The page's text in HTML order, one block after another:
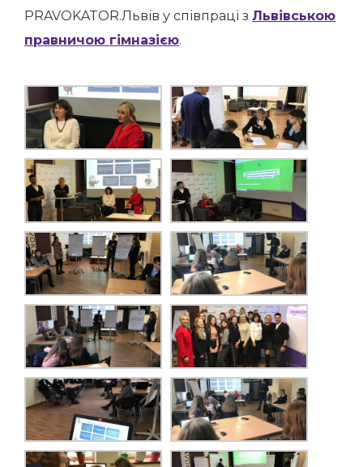
PRAVOKATOR.Львів у співпраці з Львівською
правничою гімназією.